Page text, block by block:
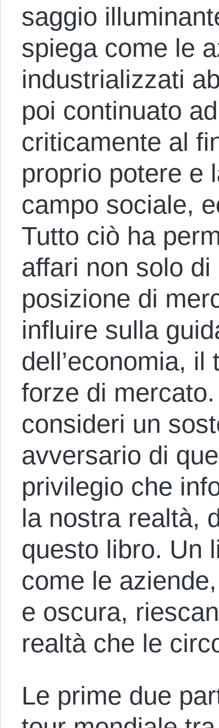
saggio
spiega come le
industrializzati
poi continuato
criticamente al
proprio potere e
campo sociale,
Tutto ciò ha
affari non solo
posizione di
influire sulla
dell’economia,
forze di
consideri un
avversario di
privilegio che
la nostra realtà,
questo libro. Un
come le
e oscura,
realtà che le
Le prime due